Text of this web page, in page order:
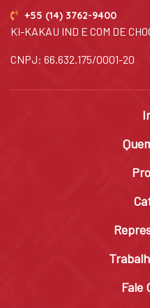
+55 (14) 3762-9400
KI-KAKAU IND E COM DE
CNPJ: 66.632.175/0001-20
Fale